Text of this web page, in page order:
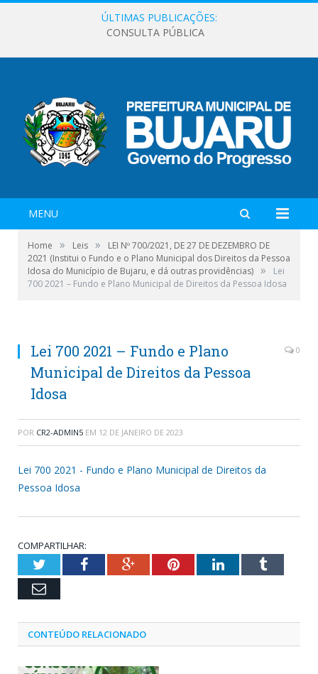
ÚLTIMAS PUBLICAÇÕES:
CONSULTA PÚBLICA
MENU
Home » Leis »
LEI Nº 700/2021, DE 27 DE DEZEMBRO DE
2021 (Institui o Fundo e o Plano Municipal dos Direitos da Pessoa
Idosa do Município de Bujaru, e dá outras providências) »
Lei
700 2021 – Fundo e Plano Municipal de Direitos da Pessoa Idosa
Lei 700 2021 – Fundo e Plano
Municipal de Direitos da Pessoa
Idosa
0
POR CR2-ADMIN5 EM 12 DE JANEIRO DE 2023
Lei 700 2021 - Fundo e Plano Municipal de Direitos da
Pessoa Idosa
COMPARTILHAR:
TwitterFacebookGoogle+PinterestLinkedInTumblr
Email
CONTEÚDO RELACIONADO